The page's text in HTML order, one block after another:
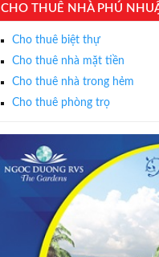
CHO THUÊ NHÀ PHÚ
Cho thuê biệt thự
Cho thuê nhà mặt tiền
Cho thuê nhà trong hẻm
Cho thuê phòng trọ